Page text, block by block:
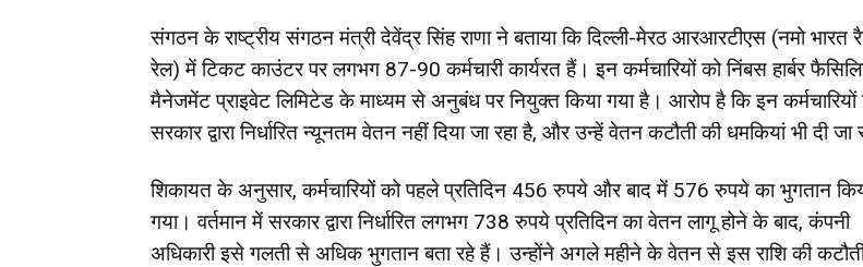
संगठन के राष्ट्रीय संगठन मंत्री देवेंद्र सिंह राणा ने बताया कि दिल्ली-मेरठ आरआरटीएस (नमो भारत
रेल) में टिकट काउंटर पर लगभग 87-90 कर्मचारी कार्यरत हैं। इन कर्मचारियों को निंबस हार्बर
मैनेजमेंट प्राइवेट लिमिटेड के माध्यम से अनुबंध पर नियुक्त किया गया है। आरोप है कि इन कर्मचारियों
सरकार द्वारा निर्धारित न्यूनतम वेतन नहीं दिया जा रहा है, और उन्हें वेतन कटौती की धमकियां भी दी जा
शिकायत के अनुसार, कर्मचारियों को पहले प्रतिदिन 456 रुपये और बाद में 576 रुपये का भुगतान
गया। वर्तमान में सरकार द्वारा निर्धारित लगभग 738 रुपये प्रतिदिन का वेतन लागू होने के बाद, कंपनी
अधिकारी इसे गलती से अधिक भुगतान बता रहे हैं। उन्होंने अगले महीने के वेतन से इस राशि की